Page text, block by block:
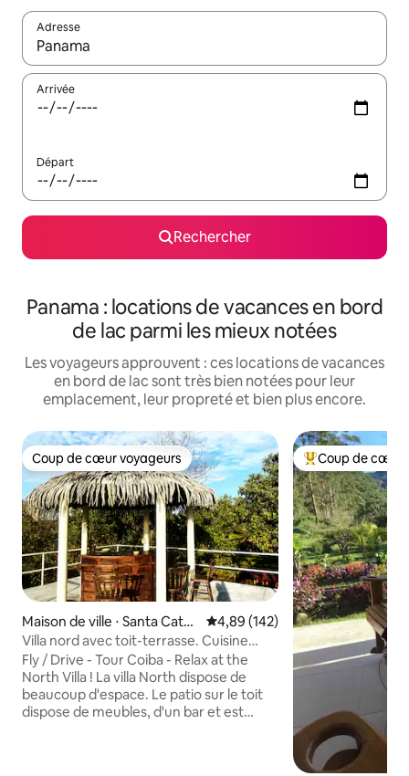
Adresse
Lorsque les résultats s'affichent, utilisez les flèches vers le
Arrivée
Départ
Rechercher
Panama : locations de vacances en bord
de lac parmi les mieux notées
Les voyageurs approuvent : ces locations de vacances
en bord de lac sont très bien notées pour leur
emplacement, leur propreté et bien plus encore.
Coup de cœur voyageurs
Coup de cœur voyageurs
Maison de ville ⋅ Santa Catali
na
Évaluation moyenne sur la
4,89 (142)
Villa nord avec toit-terrasse. Cuisine
complète !
Fly / Drive - Tour Coiba - Relax at the
North Villa ! La villa North dispose de
beaucoup d'espace. Le patio sur le toit
dispose de meubles, d'un bar et est
Coups de cœur
Coup de cœur